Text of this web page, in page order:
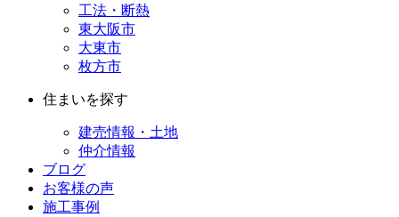
工法・断熱
東大阪市
大東市
枚方市
住まいを探す
建売情報・土地
仲介情報
ブログ
お客様の声
施工事例